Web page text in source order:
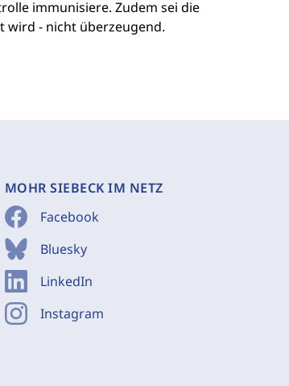
immunisiere. Zudem sei die
wird - nicht überzeugend.
MOHR SIEBECK IM NETZ
Facebook
Bluesky
LinkedIn
Instagram